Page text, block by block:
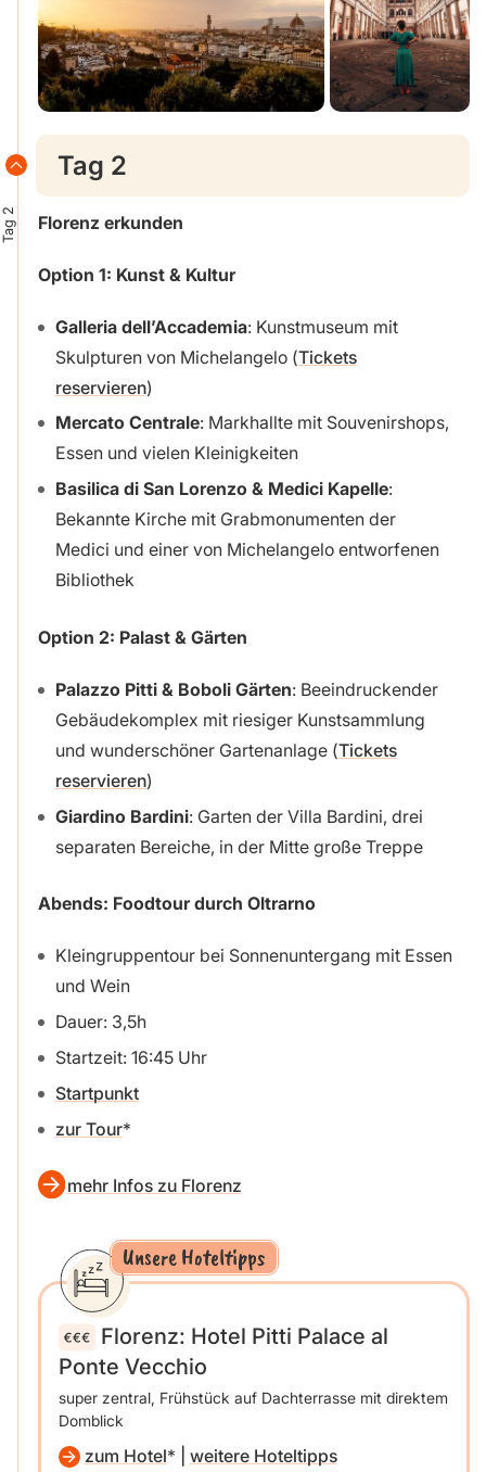
Tag 2
Tag 2
Florenz erkunden
Option 1: Kunst & Kultur
Galleria dell’Accademia: Kunstmuseum mit
Skulpturen von Michelangelo (Tickets
reservieren)
Mercato Centrale: Markhallte mit Souvenirshops,
Essen und vielen Kleinigkeiten
Basilica di San Lorenzo & Medici Kapelle:
Bekannte Kirche mit Grabmonumenten der
Medici und einer von Michelangelo entworfenen
Bibliothek
Option 2: Palast & Gärten
Palazzo Pitti & Boboli Gärten: Beeindruckender
Gebäudekomplex mit riesiger Kunstsammlung
und wunderschöner Gartenanlage (Tickets
reservieren)
Giardino Bardini: Garten der Villa Bardini, drei
separaten Bereiche, in der Mitte große Treppe
Abends: Foodtour durch Oltrarno
Kleingruppentour bei Sonnenuntergang mit Essen
und Wein
Dauer: 3,5h
Startzeit: 16:45 Uhr
Startpunkt
zur Tour
mehr Infos zu Florenz
Unsere Hoteltipps
Florenz: Hotel Pitti Palace al
Ponte Vecchio
super zentral, Frühstück auf Dachterrasse mit direktem
Domblick
zum Hotel weitere Hoteltipps